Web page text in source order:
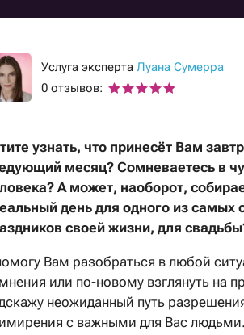
Услуга экспертаЛуана Сумерра
0 отзывов:
узнать, что принесёт Вам
месяц? Сомневаетесь в
А может, наоборот,
день для одного из самых
своей жизни, для
Вам разобраться в любой
или по-новому взглянуть на
неожиданный путь
с важными для Вас